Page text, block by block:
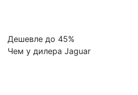
Дешевле до 45%
Чем у дилера Jaguar